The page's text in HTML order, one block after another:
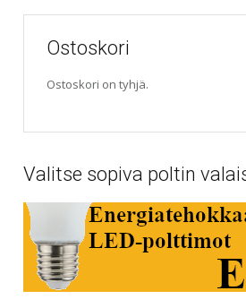
Ostoskori
Ostoskori on tyhjä.
Valitse sopiva poltin